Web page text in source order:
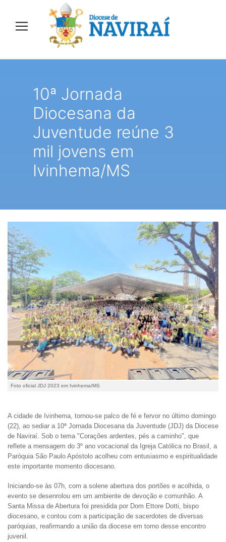
10ª Jornada
Diocesana da
Juventude reúne 3
mil jovens em
Ivinhema/MS
Foto oficial JDJ 2023 em Ivinhema/MS
A cidade de Ivinhema, tornou-se palco de fé e fervor no último domingo
(22), ao sediar a 10ª Jornada Diocesana da Juventude (JDJ) da Diocese
de Naviraí. Sob o tema "Corações ardentes, pés a caminho", que
reflete a mensagem do 3º ano vocacional da Igreja Católica no Brasil, a
Paróquia São Paulo Apóstolo acolheu com entusiasmo e espiritualidade
este importante momento diocesano.
Iniciando-se às 07h, com a solene abertura dos portões e acolhida, o
evento se desenrolou em um ambiente de devoção e comunhão. A
Santa Missa de Abertura foi presidida por Dom Ettore Dotti, bispo
diocesano, e contou com a participação de sacerdotes de diversas
paróquias, reafirmando a união da diocese em torno desse encontro
juvenil.